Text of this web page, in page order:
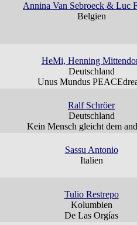
Annina Van Sebroeck & Luc
Belgien
HeMi, Henning
Deutschland
Unus Mundus
Ralf Schröer
Deutschland
Kein Mensch gleicht dem
Sassu Antonio
Italien
Tulio Restrepo
Kolumbien
De Las Orgías